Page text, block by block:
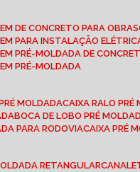
DE CONCRETO PARA OBRAS
PARA INSTALAÇÃO
PRÉ-MOLDADA DE
PRÉ-MOLDADA
MOLDADA
CAIXA RALO
BOCA DE LOBO PRÉ
PARA RODOVIA
CAIXA PRÉ
RETANGULAR